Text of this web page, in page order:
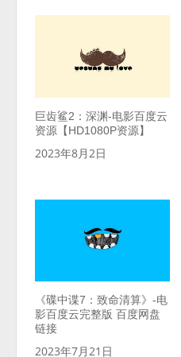
巨齿鲨2：深渊-电影百度云
资源【HD1080P资源】
2023年8月2日
《碟中谍7：致命清算》-电
影百度云完整版 百度网盘
链接
2023年7月21日